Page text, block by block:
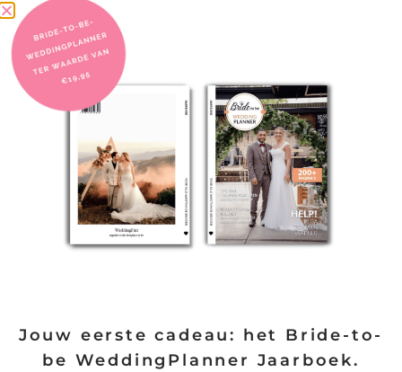
Heb je wat slappere nagels dan het gemiddelde? Of heb je
daar geen last van? Voor de wat slappere nagels is een
nagelverharder ideaal om daar je manicure mee af te sluiten.
Wil je gewoon een glanzend laagje? Dan is een normale
topcoat perfect voor jou! Beide sluit je manicure af met een
mooie glans! Heb je meer nodig dan een nagelverharder? Kies
Jouw eerste cadeau: het Bride-to-
be WeddingPlanner Jaarboek.